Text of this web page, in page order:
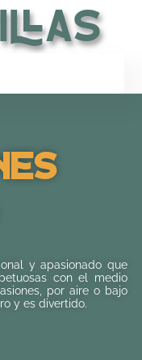
y apasionado que
con el medio
por aire o bajo
y es divertido.